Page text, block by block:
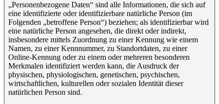
„Personenbezogene Daten“ sind alle Informationen, die sich auf
eine identifizierte oder identifizierbare natürliche Person (im
Folgenden „betroffene Person“) beziehen; als identifizierbar wird
eine natürliche Person angesehen, die direkt oder indirekt,
insbesondere mittels Zuordnung zu einer Kennung wie einem
Namen, zu einer Kennnummer, zu Standortdaten, zu einer
Online-Kennung oder zu einem oder mehreren besonderen
Merkmalen identifiziert werden kann, die Ausdruck der
physischen, physiologischen, genetischen, psychischen,
wirtschaftlichen, kulturellen oder sozialen Identität dieser
natürlichen Person sind.